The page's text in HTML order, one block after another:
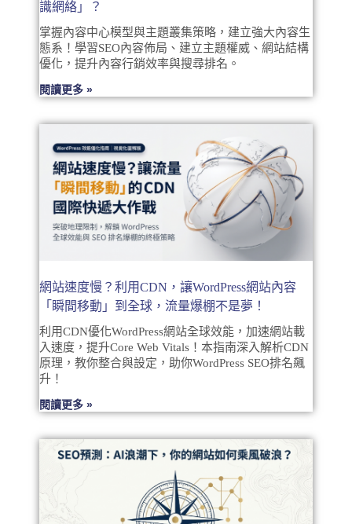
識網絡」？
掌握內容中心模型與主題叢集策略，建立強大內容生
態系！學習SEO內容佈局、建立主題權威、網站結構
優化，提升內容行銷效率與搜尋排名。
閱讀更多 »
網站速度慢？利用CDN，讓WordPress網站內容
「瞬間移動」到全球，流量爆棚不是夢！
利用CDN優化WordPress網站全球效能，加速網站載
入速度，提升Core Web Vitals！本指南深入解析CDN
原理，教你整合與設定，助你WordPress SEO排名飆
升！
閱讀更多 »